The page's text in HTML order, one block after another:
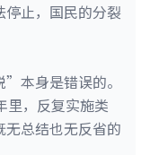
停止，国民的分裂
本身是错误的。
里，反复实施类
总结也无反省的